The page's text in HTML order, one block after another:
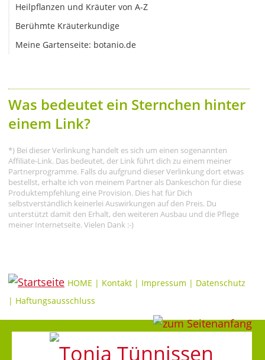
Heilpflanzen und Kräuter von A-Z
Berühmte Kräuterkundige
Meine Gartenseite: botanio.de
Was bedeutet ein Sternchen hinter
einem Link?
*) Bei dieser Verlinkung handelt es sich um einen sogenannten
Affiliate-Link. Das bedeutet, der Link führt dich zu einem meiner
Partnerprogramme. Falls du aufgrund dieser Verlinkung dort etwas
bestellst, erhalte ich von meinem Partner als Dankeschön für diese
Produktempfehlung eine Provision. Dies hat für Dich
selbstverständlich keinerlei Auswirkungen auf den Preis. Du
unterstützt damit den Erhalt, den weiteren Ausbau und die Pflege
meiner Internetseite. Vielen Dank :-)
HOME | Kontakt | Impressum | Datenschutz
| Haftungsausschluss